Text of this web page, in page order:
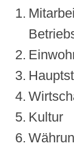
Kultur